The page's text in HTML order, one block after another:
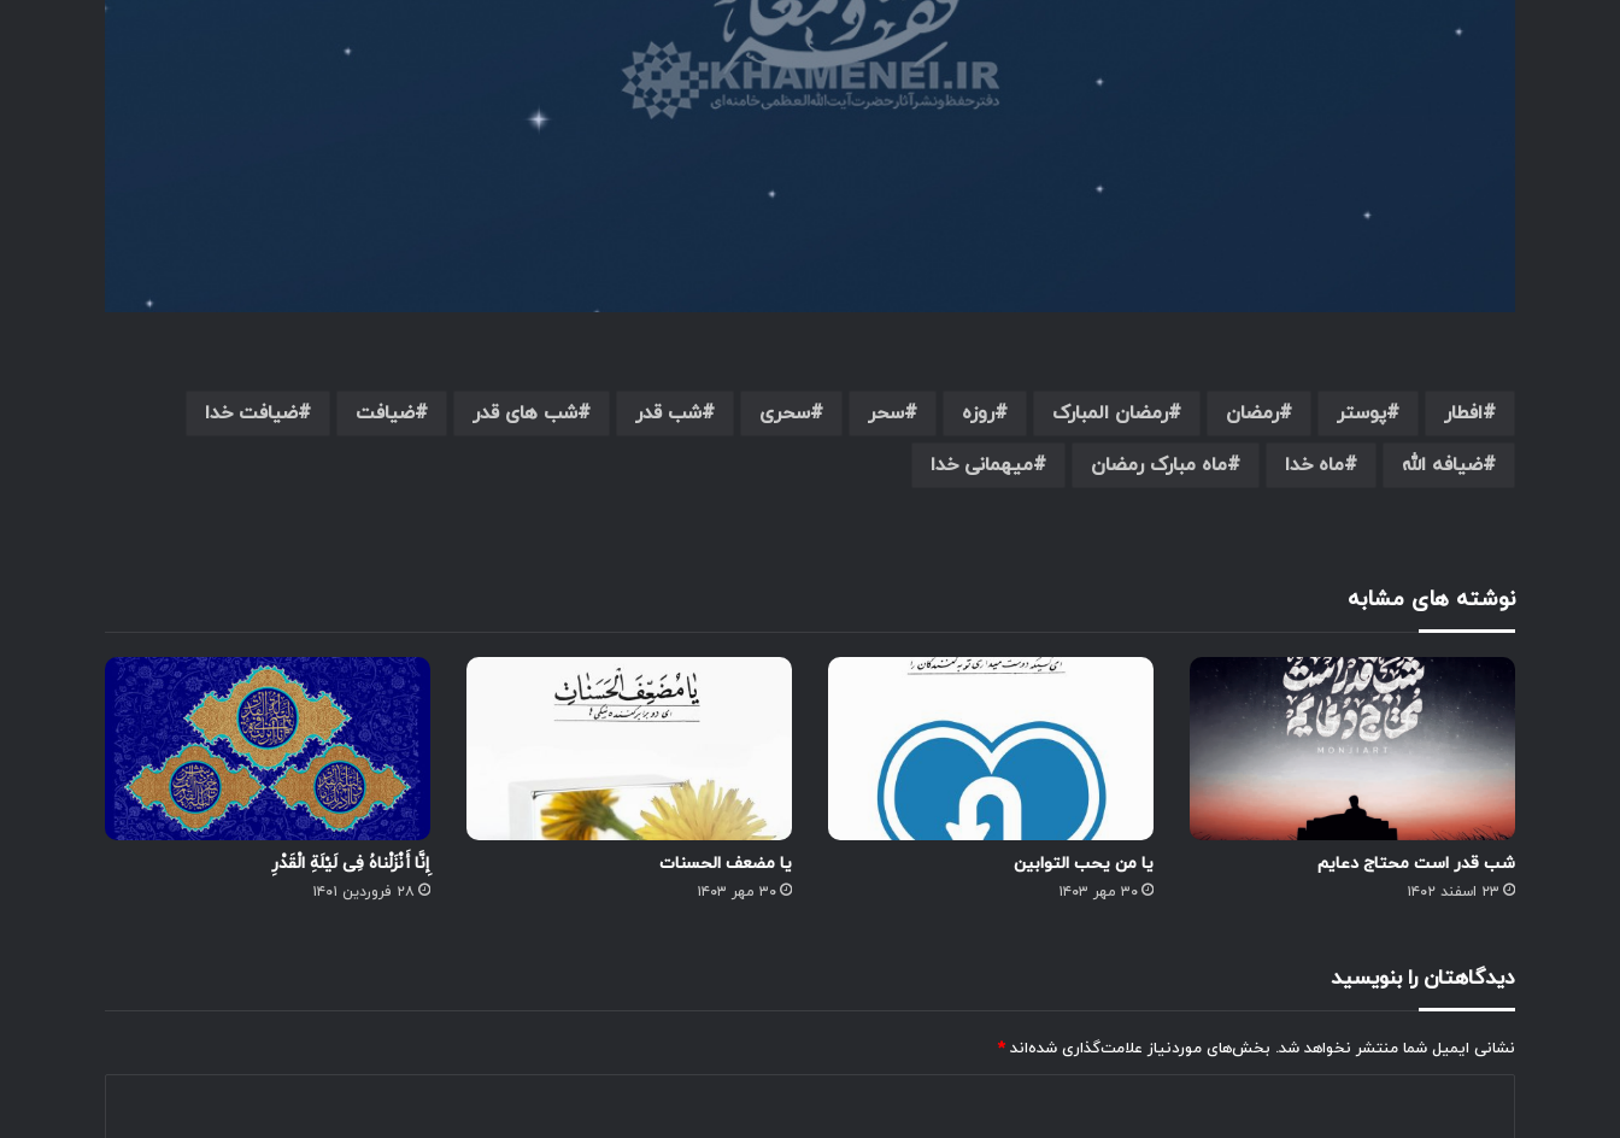
افطار پوستر رمضان رمضان المبارک روزه سحر سحری شب قدر شب های قدر ضیافت
ضیافت خدا
ضیافه الله
ماه خدا ماه مبارک رمضان میهمانی خدا
نوشته های مشابه
شب قدر است محتاج دعایم
۲۳ اسفند ۱۴۰۲
یا من یحب التوابین
۳۰ مهر ۱۴۰۳
یا مضعف الحسنات
۳۰ مهر ۱۴۰۳
إِنَّا أَنْزَلْناهُ فِی لَیْلَةِ الْقَدْرِ
۲۸ فروردین ۱۴۰۱
دیدگاهتان را بنویسید
نشانی ایمیل شما منتشر نخواهد شد. بخش‌های موردنیاز علامت‌گذاری شده‌اند *